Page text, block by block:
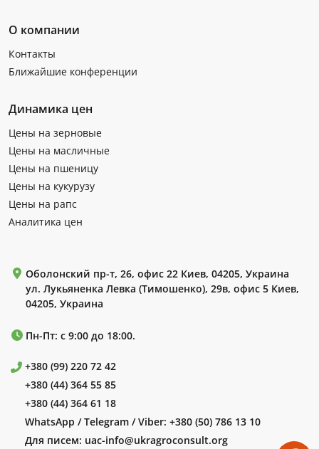
О компании
Контакты
Ближайшие конференции
Динамика цен
Цены на зерновые
Цены на масличные
Цены на пшеницу
Цены на кукурузу
Цены на рапс
Аналитика цен
Оболонский пр-т, 26, офис 22 Киев, 04205, Украина
ул. Лукьяненка Левка (Тимошенко), 29в, офис 5 Киев,
04205, Украина
Пн-Пт: с 9:00 до 18:00.
+380 (99) 220 72 42
+380 (44) 364 55 85
+380 (44) 364 61 18
WhatsApp / Telegram / Viber: +380 (50) 786 13 10
Для писем: uac-info@ukragroconsult.org